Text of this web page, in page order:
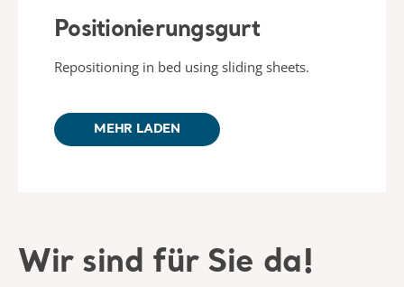
Positionierungsgurt
Repositioning in bed using sliding sheets.
MEHR LADEN
Wir sind für Sie da!